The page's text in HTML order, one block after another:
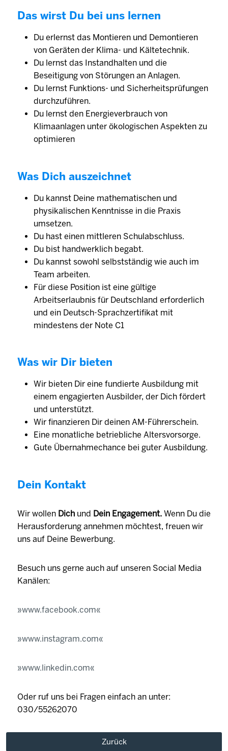
Das wirst Du bei uns lernen
Du erlernst das Montieren und Demontieren
von Geräten der Klima- und Kältetechnik.
Du lernst das Instandhalten und die
Beseitigung von Störungen an Anlagen.
Du lernst Funktions- und Sicherheitsprüfungen
durchzuführen.
Du lernst den Energieverbrauch von
Klimaanlagen unter ökologischen Aspekten zu
optimieren
Was Dich auszeichnet
Du kannst Deine mathematischen und
physikalischen Kenntnisse in die Praxis
umsetzen.
Du hast einen mittleren Schulabschluss.
Du bist handwerklich begabt.
Du kannst sowohl selbst­ständig wie auch im
Team arbeiten.
Für diese Position ist eine gültige
Arbeitserlaubnis für Deutschland erforderlich
und ein Deutsch-Sprachzertifikat mit
mindestens der Note C1
Was wir Dir bieten
Wir bieten Dir eine fundierte Ausbildung mit
einem engagierten Aus­bilder, der Dich fördert
und unter­stützt.
Wir finanzieren Dir deinen AM-Führerschein.
Eine monat­liche betrieb­liche Alters­vorsorge.
Gute Übernahmechance bei guter Ausbildung.
Dein Kontakt
Wir wollen Dich und Dein Engagement. Wenn Du die
Herausforderung annehmen möchtest, freuen wir
uns auf Deine Bewerbung.
Besuch uns gerne auch auf unseren Social Media
Kanälen:
www.facebook.com
www.instagram.com
www.linkedin.com
Oder ruf uns bei Fragen einfach an unter:
030/55262070
Zurück